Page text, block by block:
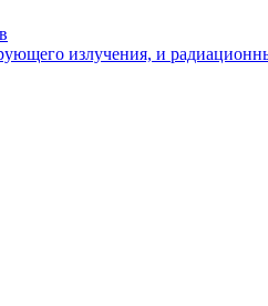
излучения, и